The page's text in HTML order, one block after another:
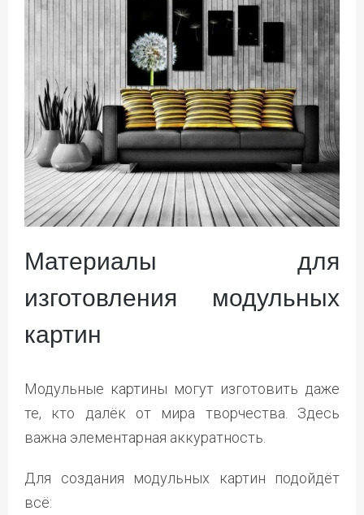
Материалы для
изготовления модульных
картин
Модульные картины могут изготовить даже
те, кто далёк от мира творчества. Здесь
важна элементарная аккуратность.
Для создания модульных картин подойдёт
всё: